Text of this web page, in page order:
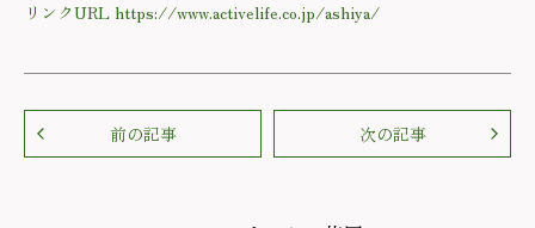
リンクURL https://www.activelife.co.jp/ashiya/
前の記事 次の記事